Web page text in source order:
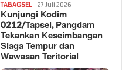
TABAGSEL 27 Juli 2026
Kunjungi Kodim
0212/Tapsel, Pangdam
Tekankan Keseimbangan
Siaga Tempur dan
Wawasan Teritorial